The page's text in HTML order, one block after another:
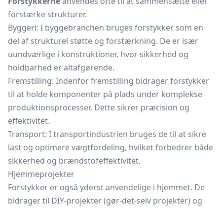
forstærke strukturer.
Byggeri: I byggebranchen bruges forstykker som en
del af strukturel støtte og forstærkning. De er især
uundværlige i konstruktioner, hvor sikkerhed og
holdbarhed er altafgørende.
Fremstilling: Indenfor fremstilling bidrager forstykker
til at holde komponenter på plads under komplekse
produktionsprocesser. Dette sikrer præcision og
effektivitet.
Transport: I transportindustrien bruges de til at sikre
last og optimere vægtfordeling, hvilket forbedrer både
sikkerhed og brændstofeffektivitet.
Hjemmeprojekter
Forstykker er også yderst anvendelige i hjemmet. De
bidrager til DIY-projekter (gør-det-selv projekter) og